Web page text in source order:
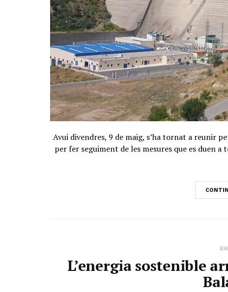
Avui divendres, 9 de maig, s’ha tornat a reunir
per fer seguiment de les mesures que es duen
L’energia sostenible